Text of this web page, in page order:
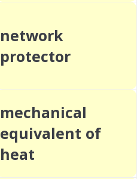
network
protector
mechanical
equivalent of
heat